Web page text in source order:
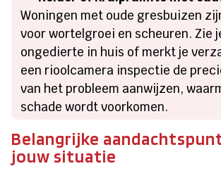
Woningen met oude gresbuizen
voor wortelgroei en scheuren. Zie
ongedierte in huis of merkt je
een rioolcamera inspectie de
van het probleem aanwijzen,
schade wordt voorkomen.
Belangrijke
jouw situatie